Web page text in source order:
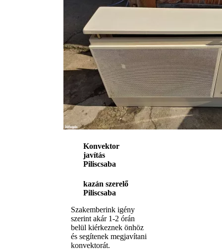
Konvektor
javítás
Piliscsaba
kazán szerelő
Piliscsaba
Szakemberink igény
szerint akár 1-2 órán
belül kiérkeznek önhöz
és segítenek megjavítani
konvektorát.